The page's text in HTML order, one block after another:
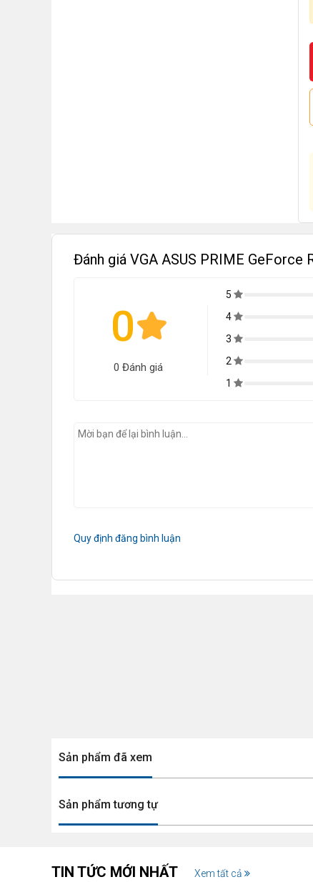
Đánh giá VGA ASUS PRIME GeForce
0
0 Đánh giá
5
4
3
2
1
Quy định đăng bình luận
Sản phẩm đã xem
Sản phẩm tương tự
TIN TỨC MỚI NHẤT Xem tất cả